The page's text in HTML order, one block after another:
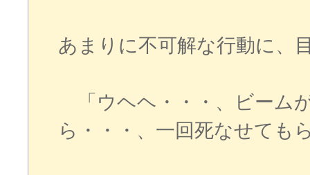
あまりに不可解な行動に、
「ウヘヘ・・・、ビーム
ら・・・、一回死なせても